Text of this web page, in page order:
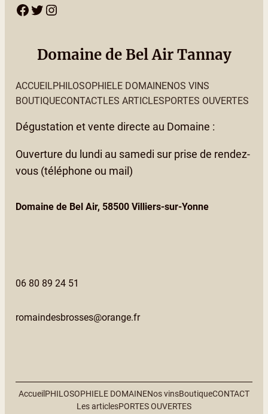
Facebook Twitter Instagram
Domaine de Bel Air Tannay
ACCUEILPHILOSOPHIELE DOMAINENOS VINS
BOUTIQUECONTACTLES ARTICLESPORTES OUVERTES
Dégustation et vente directe au Domaine :
Ouverture du lundi au samedi sur prise de rendez-
vous (téléphone ou mail)
Domaine de Bel Air, 58500 Villiers-sur-Yonne
06 80 89 24 51
romaindesbrosses@orange.fr
Accueil PHILOSOPHIELE DOMAINENos vinsBoutiqueCONTACT
Les articlesPORTES OUVERTES